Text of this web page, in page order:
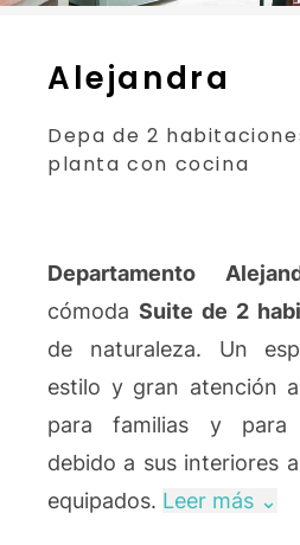
Alejandra
Depa de 2
planta con cocina
Departamento
cómoda Suite de 2
de naturaleza. Un
estilo y gran atención
para familias y para
debido a sus interiores
equipados. Leer más ⌄